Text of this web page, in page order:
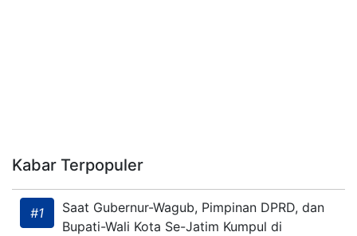
Kabar Terpopuler
#1
Saat Gubernur-Wagub, Pimpinan DPRD, dan
Bupati-Wali Kota Se-Jatim Kumpul di